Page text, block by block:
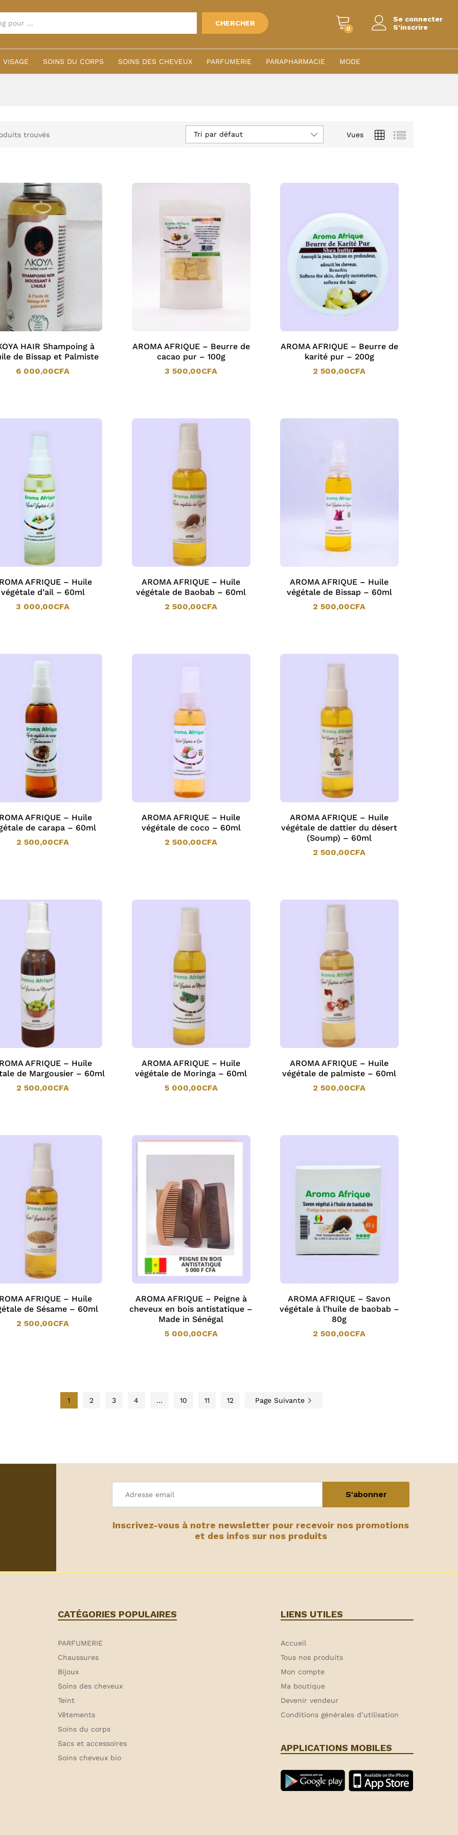
CHERCHER
0
Se connecter
S'inscrire
VISAGE SOINS DU CORPS SOINS DES CHEVEUX PARFUMERIE PARAPHARMACIE MODE
trouvés Vues
Tri par défaut
HAIR Shampoing à
de Bissap et Palmiste
6 000,00CFA
AROMA AFRIQUE – Beurre de
cacao pur – 100g
3 500,00CFA
AROMA AFRIQUE – Beurre de
karité pur – 200g
2 500,00CFA
AFRIQUE – Huile
végétale d’ail – 60ml
3 000,00CFA
AROMA AFRIQUE – Huile
végétale de Baobab – 60ml
2 500,00CFA
AROMA AFRIQUE – Huile
végétale de Bissap – 60ml
2 500,00CFA
AFRIQUE – Huile
de carapa – 60ml
2 500,00CFA
AROMA AFRIQUE – Huile
végétale de coco – 60ml
2 500,00CFA
AROMA AFRIQUE – Huile
végétale de dattier du désert
(Soump) – 60ml
2 500,00CFA
AFRIQUE – Huile
de Margousier – 60ml
2 500,00CFA
AROMA AFRIQUE – Huile
végétale de Moringa – 60ml
5 000,00CFA
AROMA AFRIQUE – Huile
végétale de palmiste – 60ml
2 500,00CFA
AFRIQUE – Huile
de Sésame – 60ml
2 500,00CFA
AROMA AFRIQUE – Peigne à
cheveux en bois antistatique –
Made in Sénégal
5 000,00CFA
AROMA AFRIQUE – Savon
végétale à l’huile de baobab –
80g
2 500,00CFA
1 2 3 4 … 10 11 12 Page Suivante
Inscrivez-vous à notre newsletter pour recevoir nos promotions
et des infos sur nos produits
CATÉGORIES POPULAIRES
PARFUMERIE
Chaussures
Bijoux
Soins des cheveux
Teint
Vêtements
Soins du corps
Sacs et accessoires
Soins cheveux bio
LIENS UTILES
Accueil
Tous nos produits
Mon compte
Ma boutique
Devenir vendeur
Conditions générales d’utilisation
APPLICATIONS MOBILES